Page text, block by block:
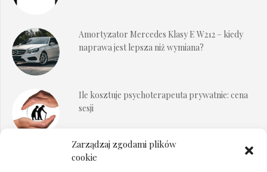
Zarządzaj zgodami plików
cookie
Amortyzator Mercedes Klasy E W212 – kiedy
naprawa jest lepsza niż wymiana?
Ile kosztuje psychoterapeuta prywatnie: cena
sesji
Dokumenty do odbioru przy zmianie biura